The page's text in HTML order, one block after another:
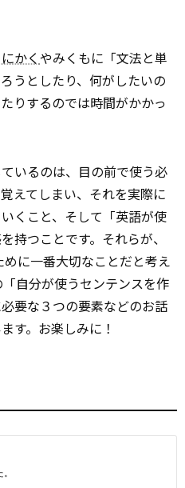
かくやみくもに「文法と単
うとしたり、何がしたいの
りするのでは時間がかかっ
いるのは、目の前で使う必
えてしまい、それを実際に
くこと、そして「英語が使
持つことです。それらが、
に一番大切なことだと考え
自分が使うセンテンスを作
要な３つの要素などのお話
す。お楽しみに！